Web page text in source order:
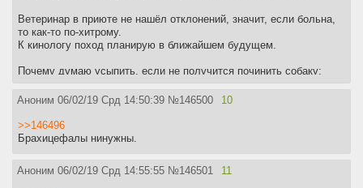
Ветеринар в приюте не нашёл отклонений, значит, если больна,
то как-то по-хитрому.
К кинологу поход планирую в ближайшем будущем.
Почему думаю усыпить, если не получится починить собаку:
вырасти ей неуправляемой. Это просто опасно. А мой
небольшой, но опыт из вышеизложенного другого предсказания
сделать не может.
Реквестирую идеи, истории, советы. СПб.
Аноним 06/02/19 Срд 14:50:39 №146500 10
>>146496
Брахицефалы нинужны.
Аноним 06/02/19 Срд 14:55:55 №146501 11